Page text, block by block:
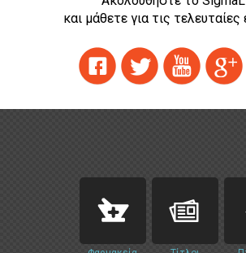
και μάθετε για τις τελευταίες